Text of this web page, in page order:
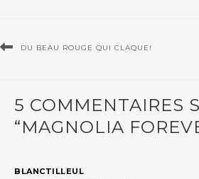
DU BEAU ROUGE QUI CLAQUE!
5 COMMENTAIRES
“MAGNOLIA
BLANCTILLEUL